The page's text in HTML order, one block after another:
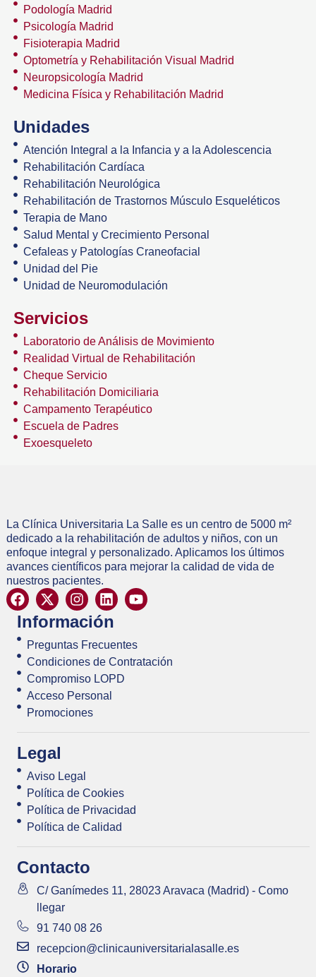
Podología Madrid
Psicología Madrid
Fisioterapia Madrid
Optometría y Rehabilitación Visual Madrid
Neuropsicología Madrid
Medicina Física y Rehabilitación Madrid
Unidades
Atención Integral a la Infancia y a la Adolescencia
Rehabilitación Cardíaca
Rehabilitación Neurológica
Rehabilitación de Trastornos Músculo Esqueléticos
Terapia de Mano
Salud Mental y Crecimiento Personal
Cefaleas y Patologías Craneofacial
Unidad del Pie
Unidad de Neuromodulación
Servicios
Laboratorio de Análisis de Movimiento
Realidad Virtual de Rehabilitación
Cheque Servicio
Rehabilitación Domiciliaria
Campamento Terapéutico
Escuela de Padres
Exoesqueleto
La Clínica Universitaria La Salle es un centro de 5000 m²
dedicado a la rehabilitación de adultos y niños, con un
enfoque integral y personalizado. Aplicamos los últimos
avances científicos para mejorar la calidad de vida de
nuestros pacientes.
Información
Preguntas Frecuentes
Condiciones de Contratación
Compromiso LOPD
Acceso Personal
Promociones
Legal
Aviso Legal
Política de Cookies
Política de Privacidad
Política de Calidad
Contacto
C/ Ganímedes 11, 28023 Aravaca (Madrid) - Como
llegar
91 740 08 26
recepcion@clinicauniversitarialasalle.es
Horario